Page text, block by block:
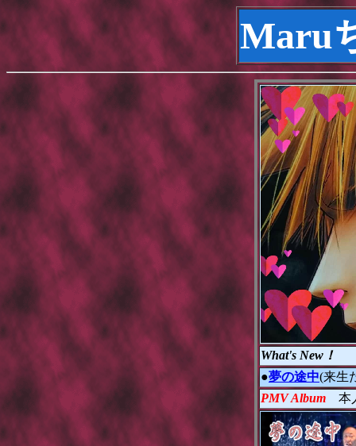
Maru
What's New！
●夢の途中(来生
PMV Album
本